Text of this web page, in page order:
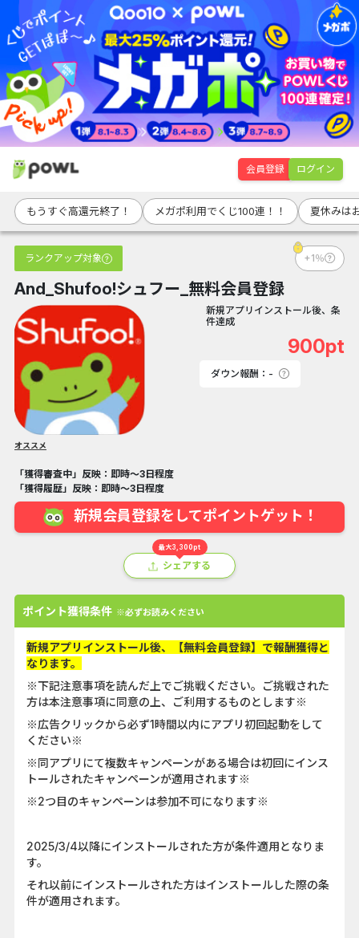
会員登録 ログイン
もうすぐ高還元終了！ メガポ利用でくじ100連！！ 夏休みは
ランクアップ対象 +1％
And_Shufoo!シュフー_無料会員登録
新規アプリインストール後、条
件達成
900pt
ダウン報酬：-
オススメ
「獲得審査中」反映：即時～3日程度
「獲得履歴」反映：即時～3日程度
新規会員登録をしてポイントゲット！
最大3,300pt
シェアする
ポイント獲得条件 ※必ずお読みください
新規アプリインストール後、【無料会員登録】で報酬獲得と
なります。
※下記注意事項を読んだ上でご挑戦ください。ご挑戦された
方は本注意事項に同意の上、ご利用するものとします※
※広告クリックから必ず1時間以内にアプリ初回起動をして
ください※
※同アプリにて複数キャンペーンがある場合は初回にインス
トールされたキャンペーンが適用されます※
※2つ目のキャンペーンは参加不可になります※
2025/3/4以降にインストールされた方が条件適用となりま
す。
それ以前にインストールされた方はインストールした際の条
件が適用されます。